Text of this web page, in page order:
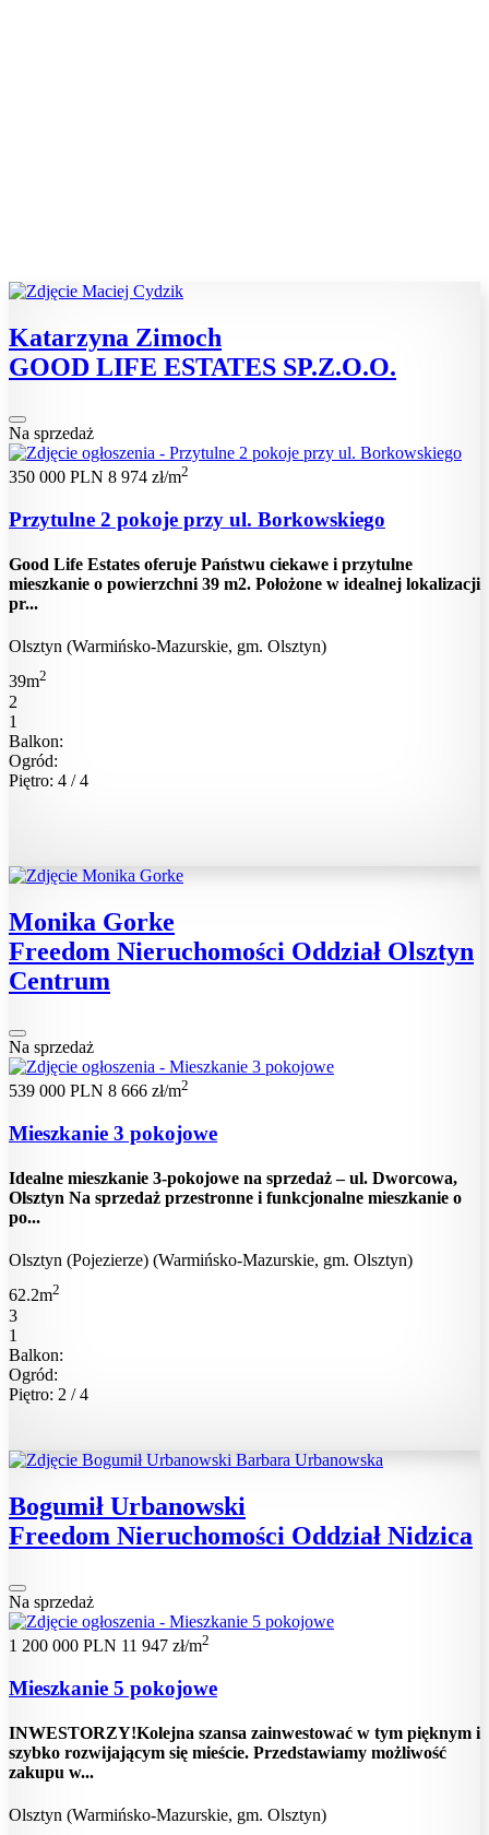
Katarzyna Zimoch
GOOD LIFE ESTATES SP.Z.O.O.
Na sprzedaż
350 000 PLN 8 974 zł/m2
Przytulne 2 pokoje przy ul. Borkowskiego
Good Life Estates oferuje Państwu ciekawe i przytulne
mieszkanie o powierzchni 39 m2. Położone w idealnej lokalizacji
pr...
Olsztyn (Warmińsko-Mazurskie, gm. Olsztyn)
39m2
2
1
Balkon:
Ogród:
Piętro: 4 / 4
Monika Gorke
Freedom Nieruchomości Oddział Olsztyn
Centrum
Na sprzedaż
539 000 PLN 8 666 zł/m2
Mieszkanie 3 pokojowe
Idealne mieszkanie 3-pokojowe na sprzedaż – ul. Dworcowa,
Olsztyn Na sprzedaż przestronne i funkcjonalne mieszkanie o
po...
Olsztyn (Pojezierze) (Warmińsko-Mazurskie, gm. Olsztyn)
62.2m2
3
1
Balkon:
Ogród:
Piętro: 2 / 4
Bogumił Urbanowski
Freedom Nieruchomości Oddział Nidzica
Na sprzedaż
1 200 000 PLN 11 947 zł/m2
Mieszkanie 5 pokojowe
INWESTORZY!Kolejna szansa zainwestować w tym pięknym i
szybko rozwijającym się mieście. Przedstawiamy możliwość
zakupu w...
Olsztyn (Warmińsko-Mazurskie, gm. Olsztyn)